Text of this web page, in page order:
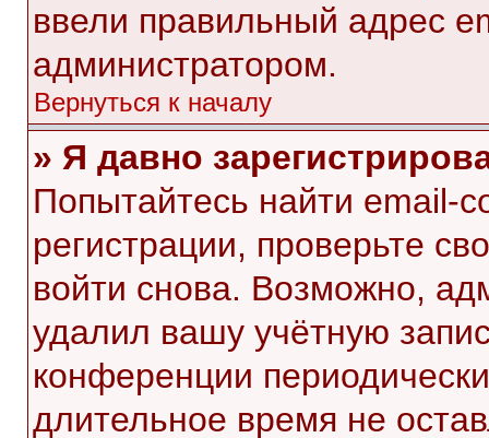
ввели правильный адрес
администратором.
Вернуться к началу
» Я давно
Попытайтесь найти email-
регистрации, проверьте
войти снова. Возможно,
удалил вашу учётную
конференции
длительное время не